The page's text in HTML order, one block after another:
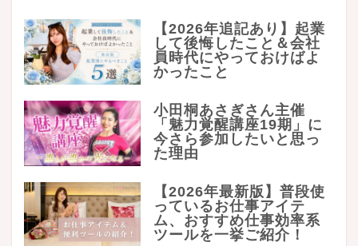
【2026年追記あり】起業
して後悔したこと＆会社
員時代にやっておけばよ
かったこと
小田桐あさぎさん主催
「魅力覚醒講座19期」に
今さら参加したいと思っ
た理由
【2026年最新版】普段使
っているお仕事アイテ
ム、おすすめ仕事効率系
ツールを一挙ご紹介！